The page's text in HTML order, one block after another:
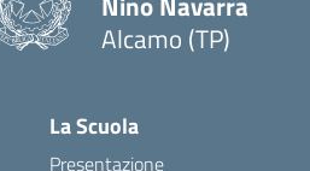
Alcamo (TP)
La Scuola
Presentazione